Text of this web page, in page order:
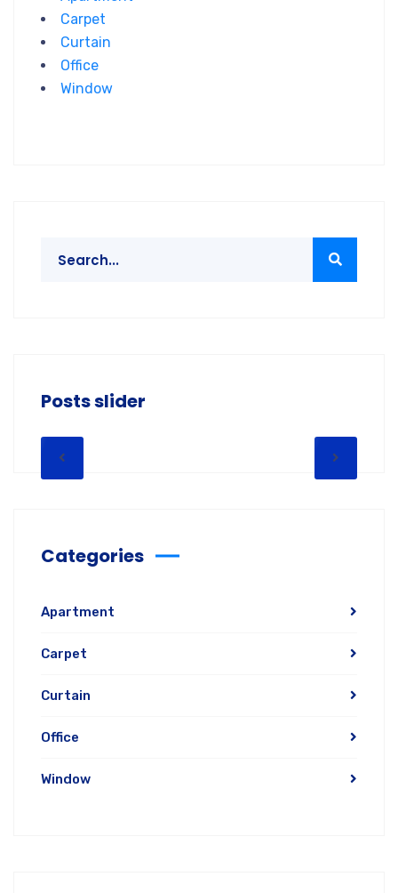
Carpet
Curtain
Office
Window
Posts slider
Categories
Apartment
Carpet
Curtain
Office
Window